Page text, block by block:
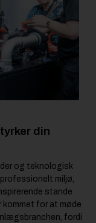
din
og teknologisk
miljø,
stande
kommet for at møde
fordi